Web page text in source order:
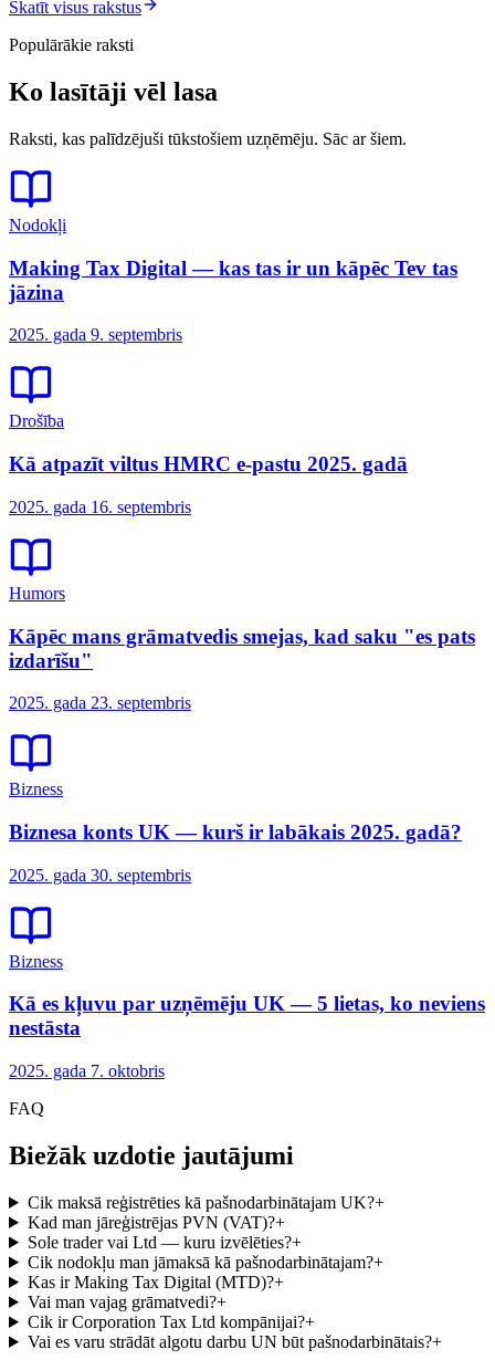
Skatīt visus rakstus
Populārākie raksti
Ko lasītāji vēl lasa
Raksti, kas palīdzējuši tūkstošiem uzņēmēju. Sāc ar šiem.
Nodokļi
Making Tax Digital — kas tas ir un kāpēc Tev tas
jāzina
2025. gada 9. septembris
Drošība
Kā atpazīt viltus HMRC e-pastu 2025. gadā
2025. gada 16. septembris
Humors
Kāpēc mans grāmatvedis smejas, kad saku "es pats
izdarīšu"
2025. gada 23. septembris
Bizness
Biznesa konts UK — kurš ir labākais 2025. gadā?
2025. gada 30. septembris
Bizness
Kā es kļuvu par uzņēmēju UK — 5 lietas, ko neviens
nestāsta
2025. gada 7. oktobris
FAQ
Biežāk uzdotie jautājumi
Cik maksā reģistrēties kā pašnodarbinātajam UK?+
Kad man jāreģistrējas PVN (VAT)?+
Sole trader vai Ltd — kuru izvēlēties?+
Cik nodokļu man jāmaksā kā pašnodarbinātajam?+
Kas ir Making Tax Digital (MTD)?+
Vai man vajag grāmatvedi?+
Cik ir Corporation Tax Ltd kompānijai?+
Vai es varu strādāt algotu darbu UN būt pašnodarbinātais?+